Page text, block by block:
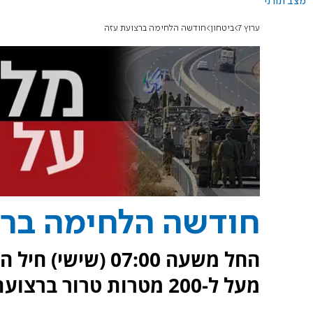
ערוץ 7 ביטחון חודשה הלחימה ברצועת עזה
חודשה הלחימה
החל משעה 07:00
מעל ל-200 מטרות טרור ברצועת עזה